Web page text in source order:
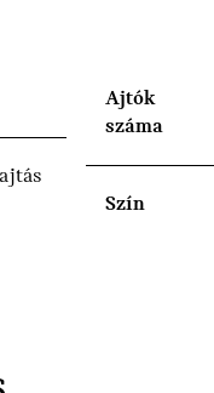
Ajtók
száma
Szín